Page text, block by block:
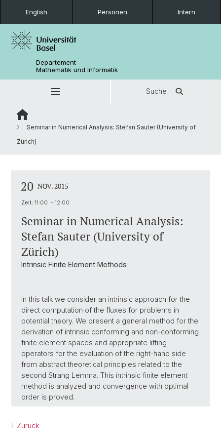
English Personen Intern
Departement
Mathematik und Informatik
Suche
Seminar in Numerical Analysis: Stefan Sauter (University of
Zürich)
20 NOV. 2015
Zeit: 11:00 - 12:00
Seminar in Numerical Analysis:
Stefan Sauter (University of
Zürich)
Intrinsic Finite Element Methods
In this talk we consider an intrinsic approach for the
direct computation of the fluxes for problems in
potential theory. We present a general method for the
derivation of intrinsic conforming and non-conforming
finite element spaces and appropriate lifting
operators for the evaluation of the right-hand side
from abstract theoretical principles related to the
second Strang Lemma. This intrinsic finite element
method is analyzed and convergence with optimal
order is proved.
Zurück